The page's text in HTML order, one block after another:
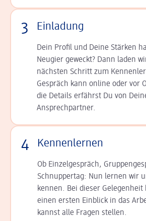
3 Einladung
Dein Profil und Deine Stär­ken
Neugier geweckt? Dann laden
nächsten Schritt zum
Gespräch kann online oder vor
die Details er­fährst Du von
Ansprechpartner.
4 Kennenlernen
Ob Einzelgespräch,
Schnup­per­tag: Nun lernen wir
kennen. Bei dieser Gelegenheit
einen ersten Einblick in das
kannst alle Fragen stellen.